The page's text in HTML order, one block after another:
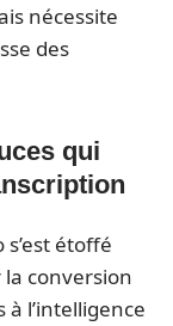
nécessite
des
qui
étoffé
conversion
l’intelligence